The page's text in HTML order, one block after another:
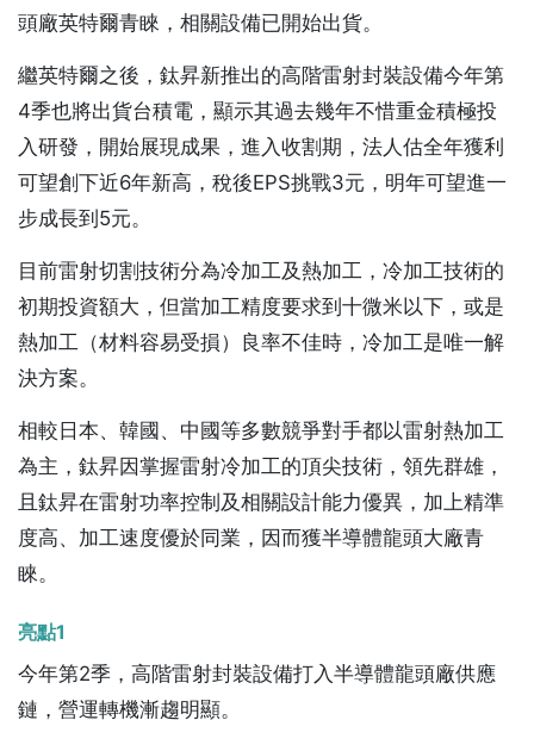
頭廠英特爾青睞，相關設備已開始出貨。
繼英特爾之後，鈦昇新推出的高階雷射封裝設備今年第
4季也將出貨台積電，顯示其過去幾年不惜重金積極投
入研發，開始展現成果，進入收割期，法人估全年獲利
可望創下近6年新高，稅後EPS挑戰3元，明年可望進一
步成長到5元。
目前雷射切割技術分為冷加工及熱加工，冷加工技術的
初期投資額大，但當加工精度要求到十微米以下，或是
熱加工（材料容易受損）良率不佳時，冷加工是唯一解
決方案。
相較日本、韓國、中國等多數競爭對手都以雷射熱加工
為主，鈦昇因掌握雷射冷加工的頂尖技術，領先群雄，
且鈦昇在雷射功率控制及相關設計能力優異，加上精準
度高、加工速度優於同業，因而獲半導體龍頭大廠青
睞。
亮點1
今年第2季，高階雷射封裝設備打入半導體龍頭廠供應
鏈，營運轉機漸趨明顯。